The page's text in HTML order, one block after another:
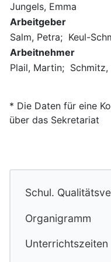
Schul.
Organigramm
Unterrichtszeiten
Jungels, Emma
Arbeitgeber
Salm, Petra; Keul-
Arbeitnehmer
Plail, Martin; Schmitz,
* Die Daten für eine
über das Sekretariat